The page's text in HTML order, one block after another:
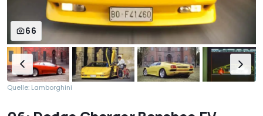
66
Quelle: Lamborghini